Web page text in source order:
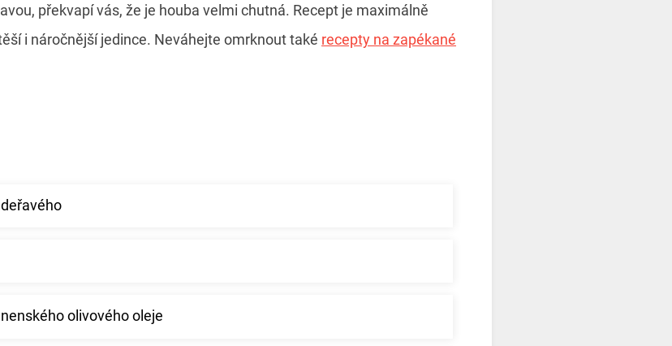
překvapí vás, že je houba velmi chutná. Recept je maximálně
i náročnější jedince. Neváhejte omrknout také recepty na zapékané
olivového oleje